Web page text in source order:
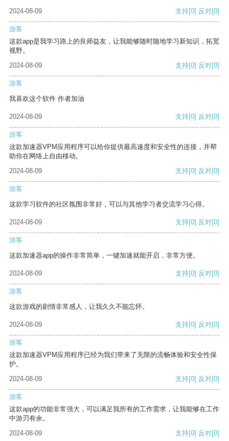
2024-08-09 支持[0] 反对[0]
游客
这款app是我学习路上的良师益友，让我能够随时随地学习新知识，拓宽
视野。
2024-08-09
支持[0] 反对[0]
游客
我喜欢这个软件 作者加油
2024-08-09 支持[0] 反对[0]
游客
这款加速器VPM应用程序可以给你提供最高速度和安全性的连接，并帮
助你在网络上自由移动。
2024-08-09
支持[0] 反对[0]
游客
这款学习软件的社区氛围非常好，可以与其他学习者交流学习心得。
2024-08-09 支持[0] 反对[0]
游客
这款加速器app的操作非常简单，一键加速就能开启，非常方便。
2024-08-09 支持[0] 反对[0]
游客
这款游戏的剧情非常感人，让我久久不能忘怀。
2024-08-09 支持[0] 反对[0]
游客
这款加速器VPM应用程序已经为我们带来了无限的流畅体验和安全性保
护。
2024-08-09
支持[0] 反对[0]
游客
这款app的功能非常强大，可以满足我所有的工作需求，让我能够在工作
中游刃有余。
2024-08-09
支持[0] 反对[0]